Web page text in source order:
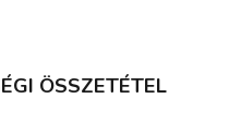
ÖSSZETÉTEL